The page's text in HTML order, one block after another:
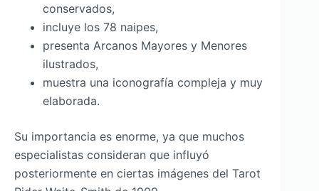
conservados,
incluye los 78 naipes,
presenta Arcanos Mayores y Menores
ilustrados,
muestra una iconografía compleja y muy
elaborada.
Su importancia es enorme, ya que muchos
especialistas consideran que influyó
posteriormente en ciertas imágenes del Tarot